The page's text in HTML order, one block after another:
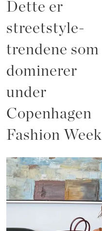
Dette er
streetstyle-
trendene som
dominerer
under
Copenhagen
Fashion Week